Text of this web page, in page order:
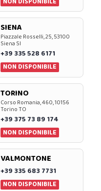
SIENA
Piazzale Rosselli, 25, 53100
Siena SI
+39 335 528 6171
NON DISPONIBILE
TORINO
Corso Romania, 460, 10156
Torino TO
+39 375 73 89 174
NON DISPONIBILE
VALMONTONE
+39 335 683 7731
NON DISPONIBILE